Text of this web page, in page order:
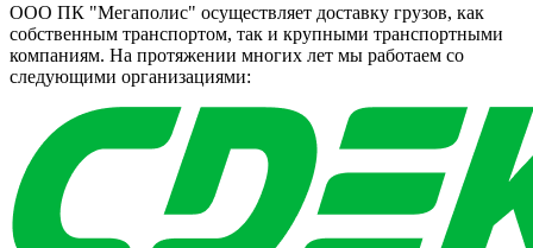
ООО ПК "Мегаполис" осуществляет доставку грузов, как
собственным транспортом, так и крупными транспортными
компаниям. На протяжении многих лет мы работаем со
следующими организациями: